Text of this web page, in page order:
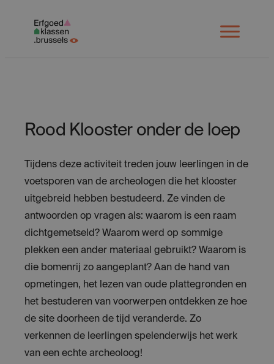
Open
menu
Rood Klooster onder de loep
Tijdens deze activiteit treden jouw leerlingen in de
voetsporen van de archeologen die het klooster
uitgebreid hebben bestudeerd. Ze vinden de
antwoorden op vragen als: waarom is een raam
dichtgemetseld? Waarom werd op sommige
plekken een ander materiaal gebruikt? Waarom is
die bomenrij zo aangeplant? Aan de hand van
opmetingen, het lezen van oude plattegronden en
het bestuderen van voorwerpen ontdekken ze hoe
de site doorheen de tijd veranderde. Zo
verkennen de leerlingen spelenderwijs het werk
van een echte archeoloog!